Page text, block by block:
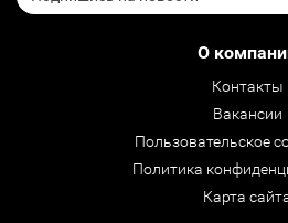
О
Контакты
Вакансии
Пользовательское
Политика
Карта